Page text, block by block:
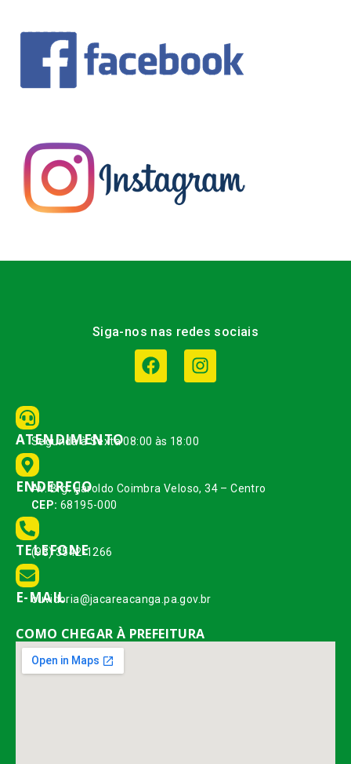
Siga-nos nas redes sociais
ATENDIMENTO
Segunda à Sexta 08:00 às 18:00
ENDEREÇO
Av. Brg. Haroldo Coimbra Veloso, 34 – Centro
CEP: 68195-000
TELEFONE
(93) 3542-1266
E-MAIL
ouvidoria@jacareacanga.pa.gov.br
COMO CHEGAR À PREFEITURA